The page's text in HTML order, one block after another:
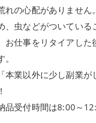
の心配がありません。
虫などがついている
お仕事をリタイアし
本業以外に少し副業
受付時間は8:00～